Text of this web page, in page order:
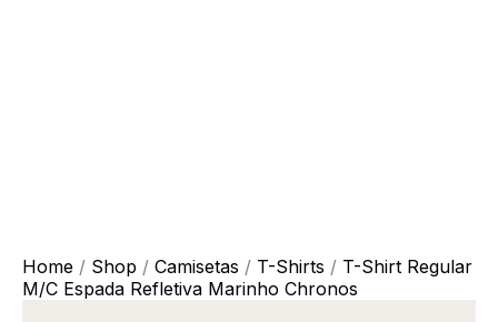
Home / Shop / Camisetas / T-Shirts / T-Shirt Regular
M/C Espada Refletiva Marinho Chronos